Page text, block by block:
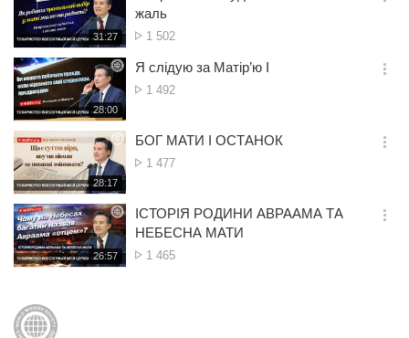
간
재
생
시
간
31:27
жаль
Кількість
1 502
옵
기
재
생
시
간
28:00
Я слідую за Матір’ю I
Кількість
1 492
옵
기
재
생
시
간
28:17
БОГ МАТИ І ОСТАНОК
Кількість
1 477
옵
기
재
생
26:57
ІСТОРІЯ РОДИНИ АВРААМА ТА
НЕБЕСНА МАТИ
Кількість
1 465
옵